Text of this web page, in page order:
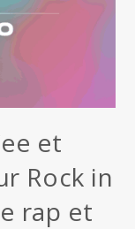
et
Rock in
rap et